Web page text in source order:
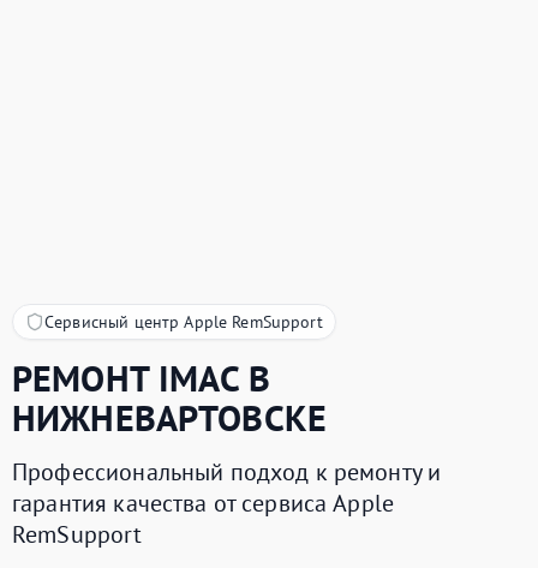
Сервисный центр Apple RemSupport
РЕМОНТ IMACВ
НИЖНЕВАРТОВСКЕ
Профессиональный подход к ремонту и
гарантия качества от сервиса Apple
RemSupport